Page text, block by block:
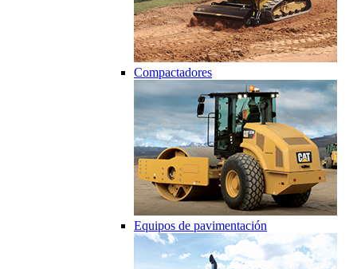
Compactadores
Equipos de pavimentación